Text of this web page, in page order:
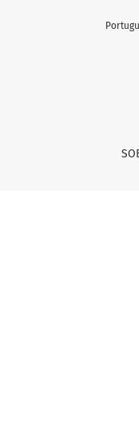
A
Mudar